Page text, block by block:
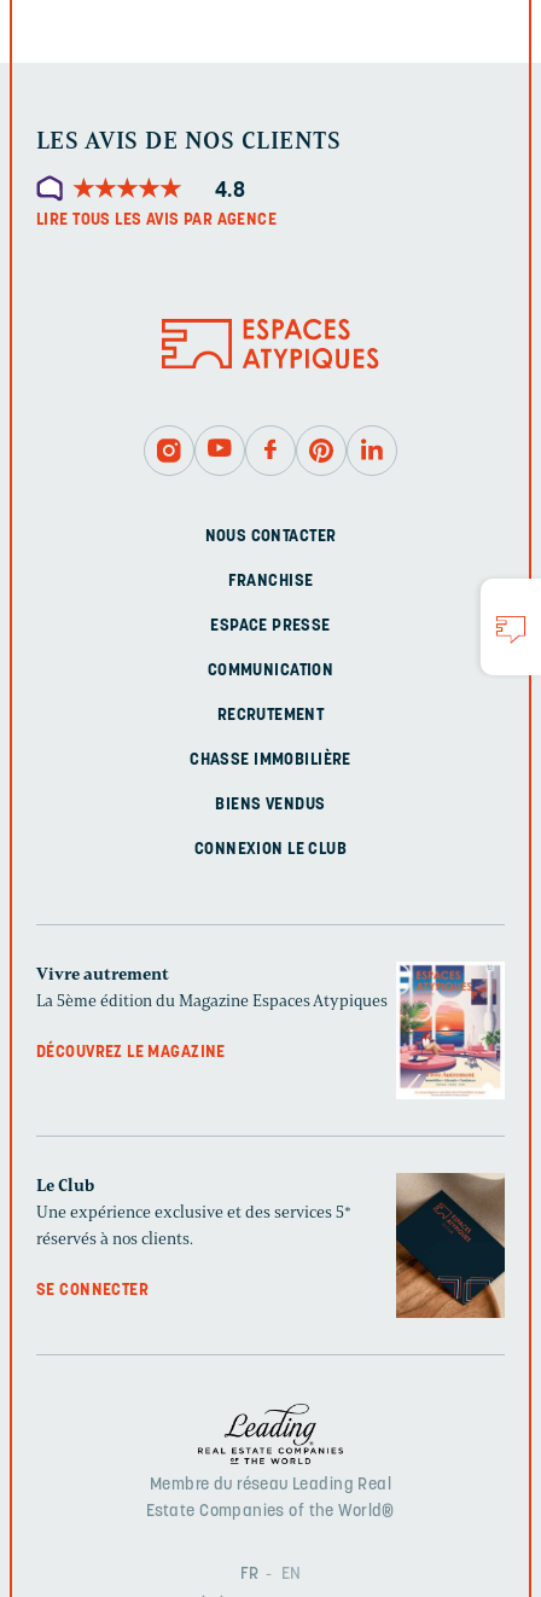
LES AVIS DE NOS CLIENTS
★★★★★
★★★★★ 4.8
LIRE TOUS LES AVIS PAR AGENCE
NOUS CONTACTER
FRANCHISE
ESPACE PRESSE
COMMUNICATION
RECRUTEMENT
CHASSE IMMOBILIÈRE
BIENS VENDUS
CONNEXION LE CLUB
Vivre autrement
La 5ème édition du Magazine Espaces Atypiques
DÉCOUVREZ LE MAGAZINE
Le Club
Une expérience exclusive et des services 5*
réservés à nos clients.
SE CONNECTER
Membre du réseau Leading Real
Estate Companies of the World®
FR EN